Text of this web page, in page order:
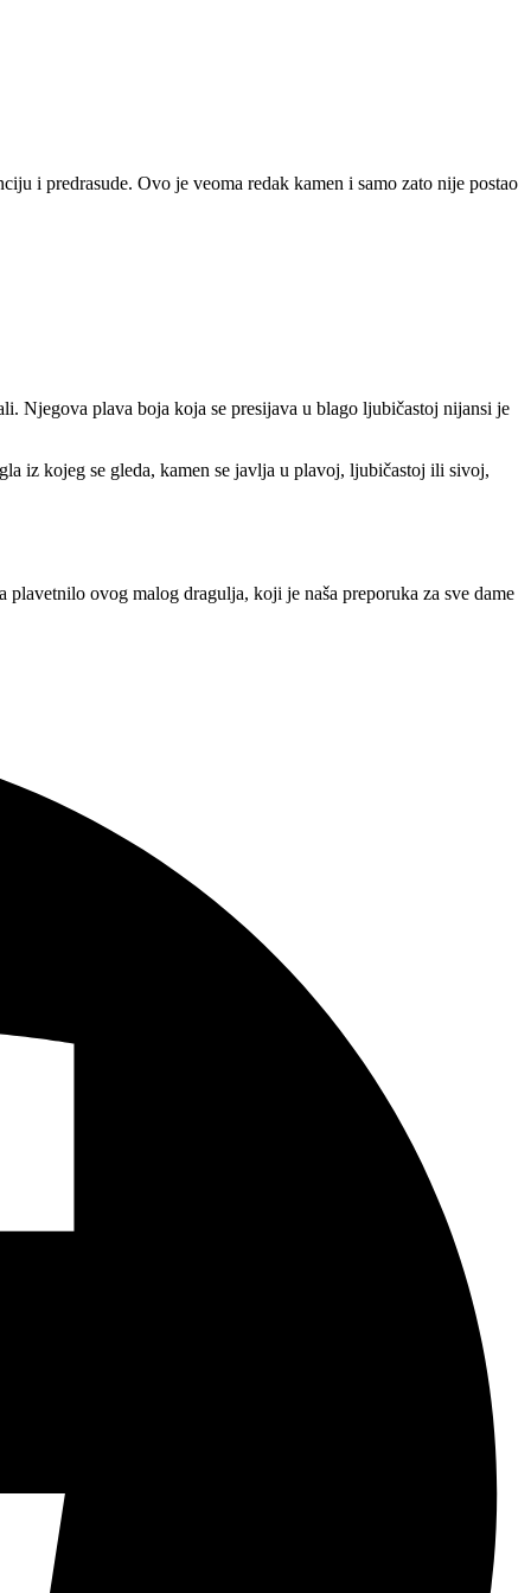
i predrasude. Ovo je veoma redak kamen i samo zato nije postao
Njegova plava boja koja se presijava u blago ljubičastoj nijansi je
iz kojeg se gleda, kamen se javlja u plavoj, ljubičastoj ili sivoj,
ovog malog dragulja, koji je naša preporuka za sve dame